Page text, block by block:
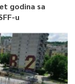
godina sa
u